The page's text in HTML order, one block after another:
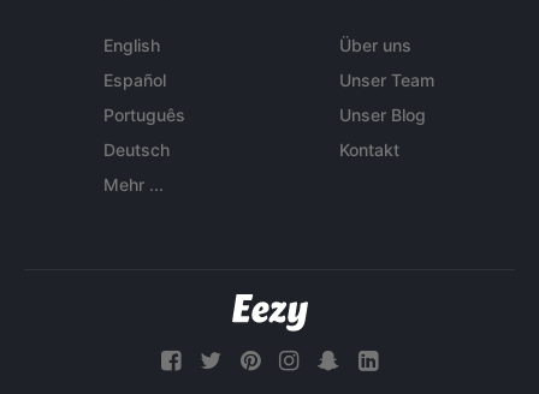
English
Español
Português
Deutsch
Mehr ...
Über uns
Unser Team
Unser Blog
Kontakt